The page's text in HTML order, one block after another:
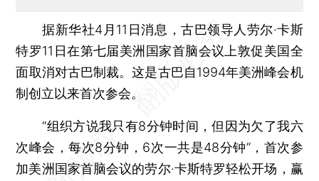
据新华社4月11日消息，古巴领导人劳尔·卡斯
特罗11日在第七届美洲国家首脑会议上敦促美国全
面取消对古巴制裁。这是古巴自1994年美洲峰会机
制创立以来首次参会。
“组织方说我只有8分钟时间，但因为欠了我六
次峰会，每次8分钟，6次一共是48分钟”，首次参
加美洲国家首脑会议的劳尔·卡斯特罗轻松开场，赢